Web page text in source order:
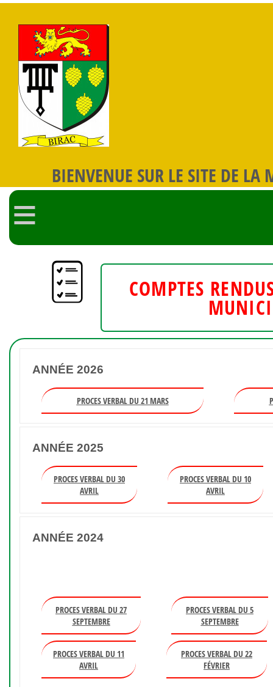
BIENVENUE SUR LE SITE DE LA
≡
COMPTES
ANNÉE 2026
PROCES VERBAL DU 21 MARS
ANNÉE 2025
PROCES VERBAL DU 30
AVRIL
PROCES VERBAL DU 10
AVRIL
ANNÉE 2024
PROCES VERBAL DU 27
SEPTEMBRE
PROCES VERBAL DU 5
SEPTEMBRE
PROCES VERBAL DU 11
AVRIL
PROCES VERBAL DU 22
FÉVRIER